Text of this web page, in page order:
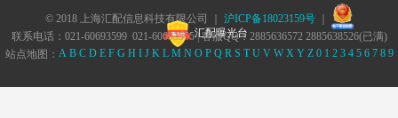
© 2018 上海汇配信息科技有限公司 ｜ 沪ICP备18023159号｜
汇配曝光台
联系电话：021-60693599 021-60693555 | 客服QQ：2885636572 2885638526(已满)
站点地图： A B C D E F G H I J K L M N O P Q R S T U V W X Y Z 0 1 2 3 4 5 6 7 8 9